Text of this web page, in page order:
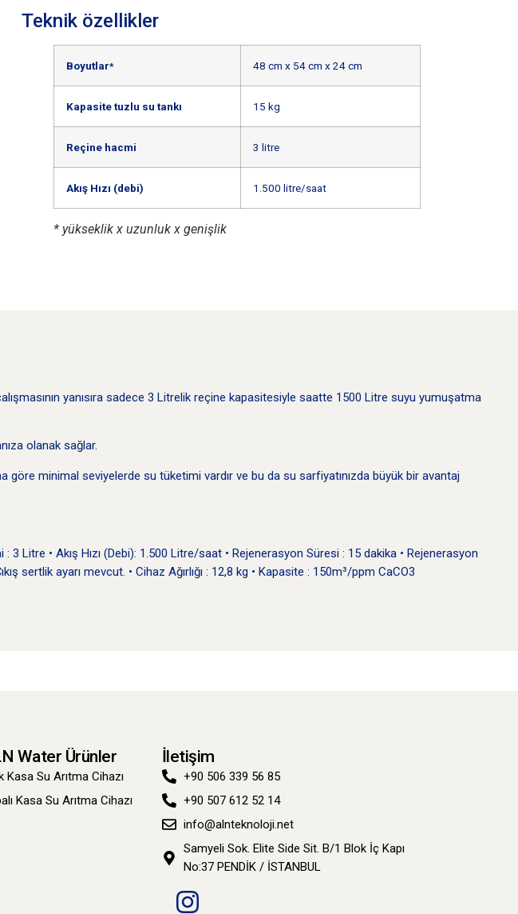
Teknik özellikler
Boyutlar* 48 cm x 54 cm x 24 cm
Kapasite tuzlu su tankı 15 kg
Reçine hacmi 3 litre
Akış Hızı (debi) 1.500 litre/saat
* yükseklik x uzunluk x genişlik
yanısıra sadece 3 Litrelik reçine kapasitesiyle saatte 1500 Litre suyu yumuşatma
olanak sağlar.
minimal seviyelerde su tüketimi vardır ve bu da su sarfiyatınızda büyük bir avantaj
Litre • Akış Hızı (Debi): 1.500 Litre/saat • Rejenerasyon Süresi : 15 dakika • Rejenerasyon
sertlik ayarı mevcut. • Cihaz Ağırlığı : 12,8 kg • Kapasite : 150m³/ppm CaCO3
Water Ürünler
Kasa Su Arıtma Cihazı
Kasa Su Arıtma Cihazı
İletişim
+90 506 339 56 85
+90 507 612 52 14
info@alnteknoloji.net
Samyeli Sok. Elite Side Sit. B/1 Blok İç Kapı
No:37 PENDİK / İSTANBUL